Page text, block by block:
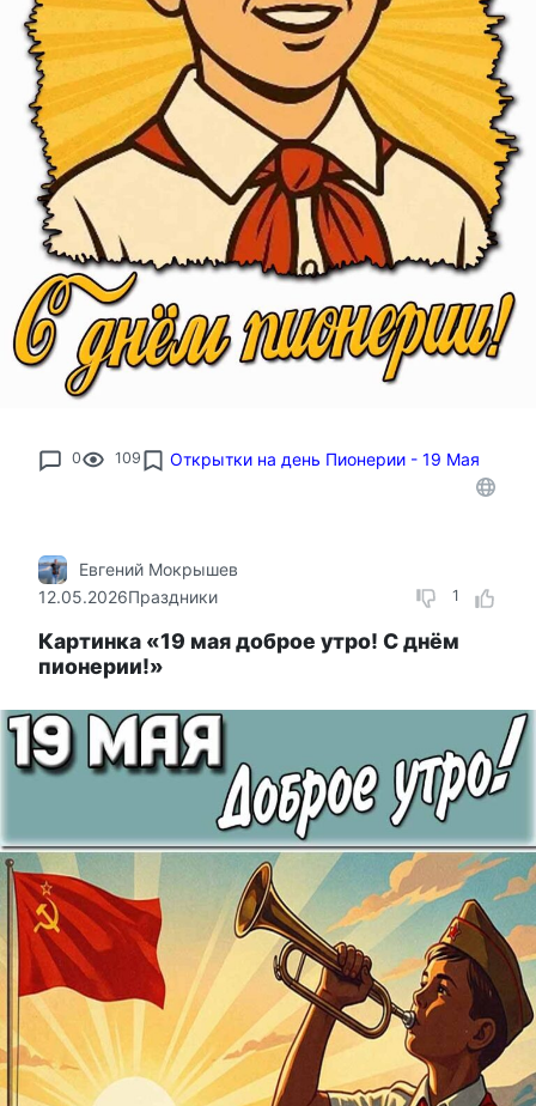
0 109 Открытки на день Пионерии - 19 Мая
1
Евгений Мокрышев
12.05.2026Праздники
Картинка «19 мая доброе утро! С днём
пионерии!»